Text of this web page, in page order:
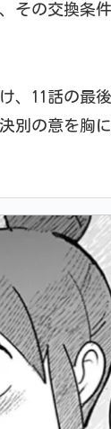
その交換条
、11話の最後
別の意を胸